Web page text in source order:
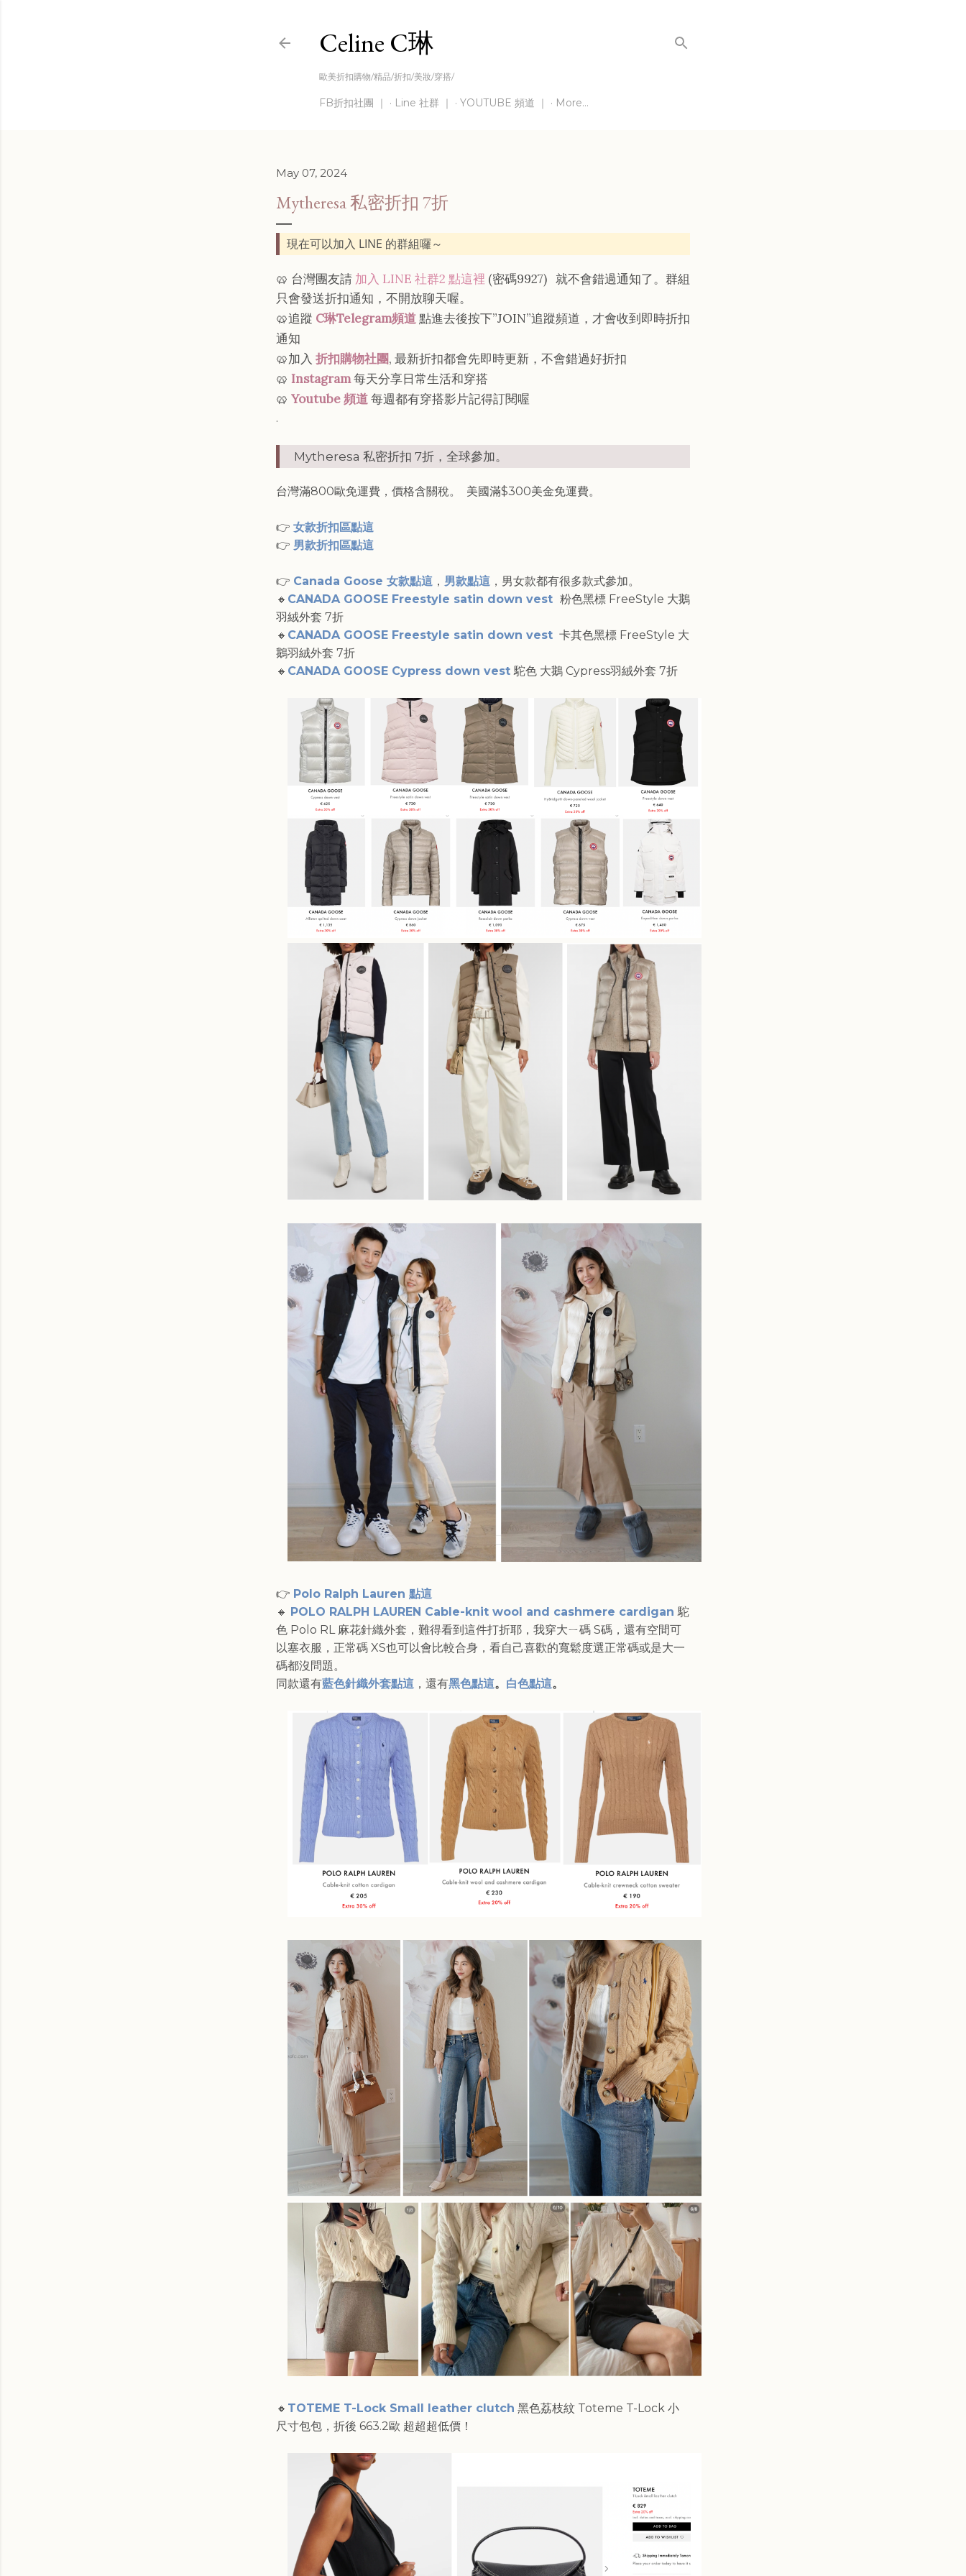
Celine C琳
歐美折扣購物/精品/折扣/美妝/穿搭/
FB折扣社團 ｜ Line 社群 ｜ YOUTUBE 頻道 ｜ More…
May 07, 2024
Mytheresa 私密折扣 7折
現在可以加入 LINE 的群組囉～
🥨 台灣團友請 加入 LINE 社群2 點這裡 (密碼9927) 就不會錯過通知了。群組
只會發送折扣通知，不開放聊天喔。
🥨追蹤 C琳Telegram頻道點進去後按下”JOIN”追蹤頻道，才會收到即時折扣
通知
🥨加入 折扣購物社團, 最新折扣都會先即時更新，不會錯過好折扣
🥨 Instagram每天分享日常生活和穿搭
🥨 Youtube 頻道每週都有穿搭影片記得訂閱喔
.
Mytheresa 私密折扣 7折，全球參加。
台灣滿800歐免運費，價格含關稅。 美國滿$300美金免運費。
👉 女款折扣區點這
👉 男款折扣區點這
👉 Canada Goose 女款點這 ， 男款點這 ，男女款都有很多款式參加。
🔸 CANADA GOOSE Freestyle satin down vest 粉色黑標 FreeStyle 大鵝
羽絨外套 7折
🔸 CANADA GOOSE Freestyle satin down vest 卡其色黑標 FreeStyle 大
鵝羽絨外套 7折
🔸 CANADA GOOSE Cypress down vest駝色 大鵝 Cypress羽絨外套 7折
👉 Polo Ralph Lauren 點這
🔸 POLO RALPH LAUREN Cable-knit wool and cashmere cardigan 駝
色 Polo RL 麻花針織外套，難得看到這件打折耶，我穿大ㄧ碼 S碼，還有空間可
以塞衣服，正常碼 XS也可以會比較合身，看自己喜歡的寬鬆度選正常碼或是大一
碼都沒問題。
同款還有藍色針織外套點這 ，還有黑色點這。 白色點這。
🔸 TOTEME T-Lock Small leather clutch 黑色荔枝紋 Toteme T-Lock 小
尺寸包包，折後 663.2歐 超超超低價！